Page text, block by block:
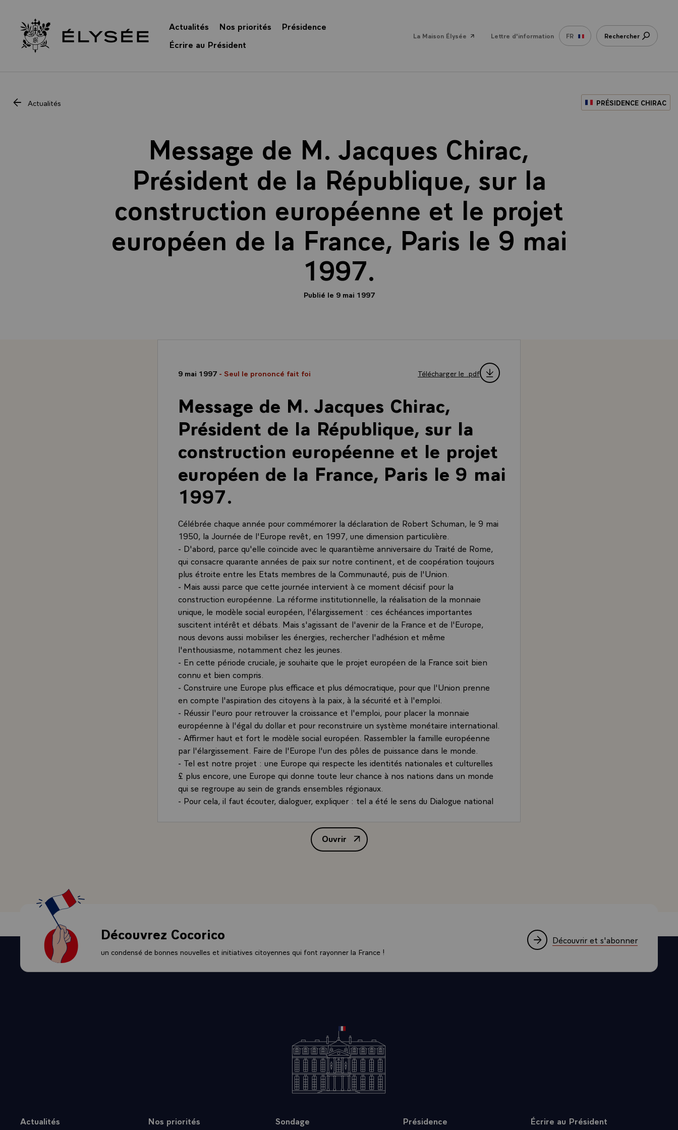
Retour à l’accueil Élysée
Actualités Nos priorités
Présidence
Écrire au Président
La Maison Élysée Lettre d'information FR Rechercher
Actualités PRÉSIDENCE CHIRAC
Message de M. Jacques Chirac,
Président de la République, sur la
construction européenne et le projet
européen de la France, Paris le 9 mai
1997.
Publié le 9 mai 1997
9 mai 1997 - Seul le prononcé fait foi Télécharger le .pdf
Message de M. Jacques Chirac,
Président de la République, sur la
construction européenne et le projet
européen de la France, Paris le 9 mai
1997.
Célébrée chaque année pour commémorer la déclaration de Robert Schuman, le 9 mai
1950, la Journée de l'Europe revêt, en 1997, une dimension particulière.
- D'abord, parce qu'elle coïncide avec le quarantième anniversaire du Traité de Rome,
qui consacre quarante années de paix sur notre continent, et de coopération toujours
plus étroite entre les Etats membres de la Communauté, puis de l'Union.
- Mais aussi parce que cette journée intervient à ce moment décisif pour la
construction européenne. La réforme institutionnelle, la réalisation de la monnaie
unique, le modèle social européen, l'élargissement : ces échéances importantes
suscitent intérêt et débats. Mais s'agissant de l'avenir de la France et de l'Europe,
nous devons aussi mobiliser les énergies, rechercher l'adhésion et même
l'enthousiasme, notamment chez les jeunes.
- En cette période cruciale, je souhaite que le projet européen de la France soit bien
connu et bien compris.
- Construire une Europe plus efficace et plus démocratique, pour que l'Union prenne
en compte l'aspiration des citoyens à la paix, à la sécurité et à l'emploi.
- Réussir l'euro pour retrouver la croissance et l'emploi, pour placer la monnaie
européenne à l'égal du dollar et pour reconstruire un système monétaire international.
- Affirmer haut et fort le modèle social européen. Rassembler la famille européenne
par l'élargissement. Faire de l'Europe l'un des pôles de puissance dans le monde.
- Tel est notre projet : une Europe qui respecte les identités nationales et culturelles
£ plus encore, une Europe qui donne toute leur chance à nos nations dans un monde
qui se regroupe au sein de grands ensembles régionaux.
- Pour cela, il faut écouter, dialoguer, expliquer : tel a été le sens du Dialogue national
animé avec succès dans les régions depuis octobre dernier, avec l'appui des
- A tous ceux qui se mobilisent au sein d'associations ou de mouvements européens
Ouvrir
Message de M. Jacques Chirac, Président de la République, sur la construction
Découvrez Cocorico
un condensé de bonnes nouvelles et initiatives citoyennes qui font rayonner la France !
Découvrir et s'abonner
Plan du site
Actualités Nos priorités Sondage Présidence Écrire au Président